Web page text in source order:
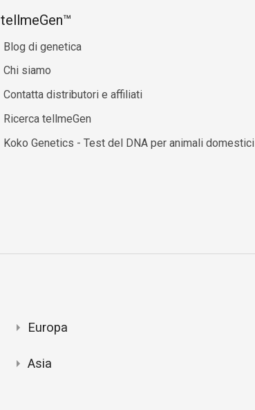
tellmeGen™
Blog di genetica
Chi siamo
Contatta distributori e affiliati
Ricerca tellmeGen
Koko Genetics - Test del DNA per animali domestici
Europa
Asia